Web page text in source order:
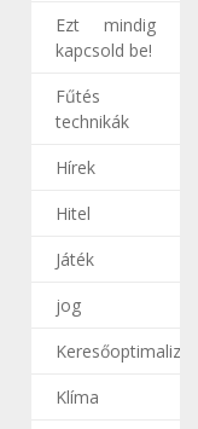
Ezt mindig
kapcsold be!
Fűtés
technikák
Hírek
Hitel
Játék
jog
Klíma